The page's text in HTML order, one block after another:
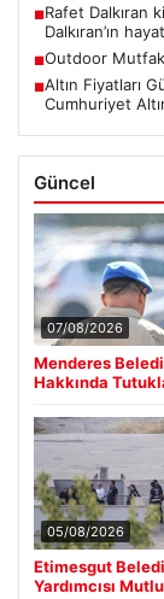
■Rafet Dalkıran
Dalkıran’ın
■Outdoor
■Altın Fiyatları
Cumhuriyet
Güncel
07/08/2026
Menderes
Hakkında
05/08/2026
Etimesgut
Yardımcısı